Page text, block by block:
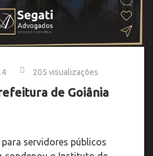
205 visualizações
de Goiânia
servidores públicos